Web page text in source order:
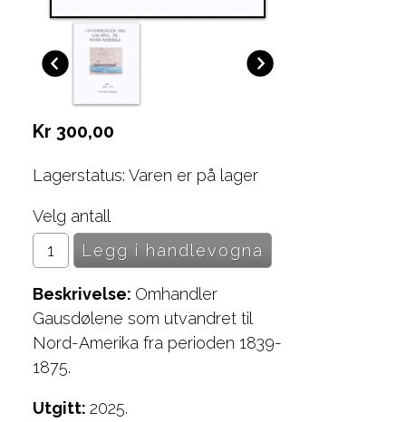
Kr 300,00
Lagerstatus: Varen er på lager
Velg antall
Beskrivelse: Omhandler
Gausdølene som utvandret til
Nord-Amerika fra perioden 1839-
1875.
Utgitt: 2025.